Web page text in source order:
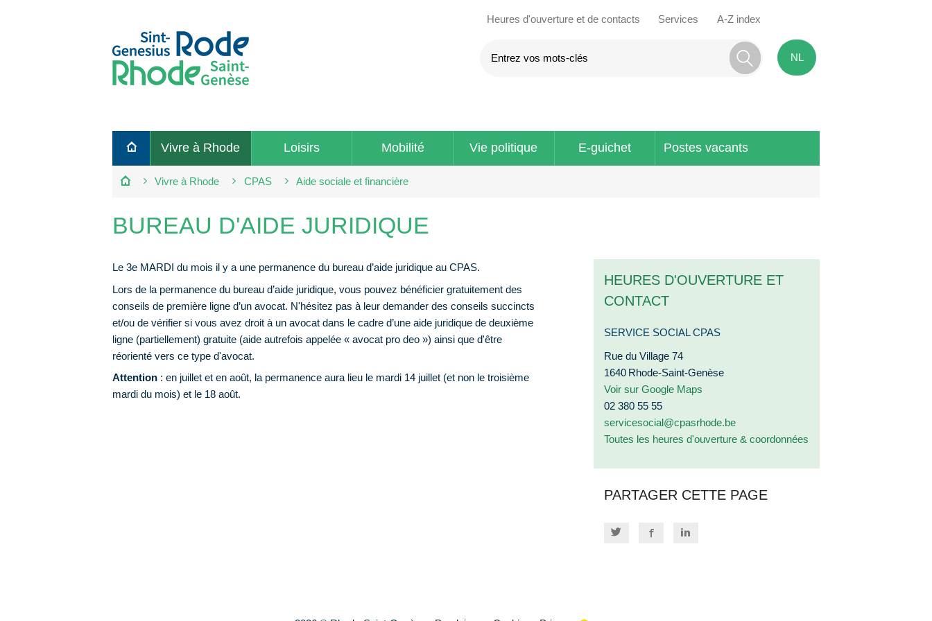
Heures d'ouverture et de contacts Services A-Z index
NL
Retour
la
page
Vivre à Rhode Loisirs Mobilité Vie politique E-guichet Postes vacants
Vivre à Rhode CPAS Aide sociale et financière
BUREAU D'AIDE JURIDIQUE
Le 3e MARDI du mois il y a une permanence du bureau d’aide juridique au CPAS.
Lors de la permanence du bureau d’aide juridique, vous pouvez bénéficier gratuitement des
conseils de première ligne d’un avocat. N'hésitez pas à leur demander des conseils succincts
et/ou de vérifier si vous avez droit à un avocat dans le cadre d’une aide juridique de deuxième
ligne (partiellement) gratuite (aide autrefois appelée « avocat pro deo ») ainsi que d'être
réorienté vers ce type d'avocat.
Attention : en juillet et en août, la permanence aura lieu le mardi 14 juillet (et non le troisième
mardi du mois) et le 18 août.
HEURES D'OUVERTURE ET
CONTACT
SERVICE SOCIAL CPAS
Rue du Village 74
1640 Rhode-Saint-Genèse
Voir sur Google Maps
02 380 55 55
servicesocial@cpasrhode.be
Toutes les heures d'ouverture & coordonnées
PARTAGER CETTE PAGE